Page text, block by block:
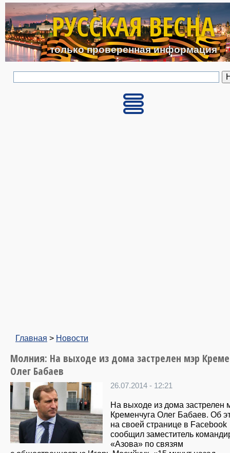
Перейти к основному
РУССКАЯ ВЕСНА
только проверенная информация
Главная > Новости
Молния: На выходе из дома застрелен мэр
Олег Бабаев
26.07.2014 - 12:21
На выходе из дома застрелен
Кременчуга Олег Бабаев. Об
на своей странице в Facebook
сообщил заместитель
«Азова» по связям